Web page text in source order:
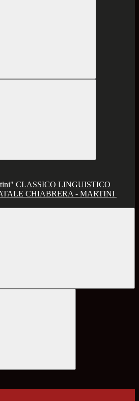
CLASSICO LINGUISTICO
CHIABRERA - MARTINI